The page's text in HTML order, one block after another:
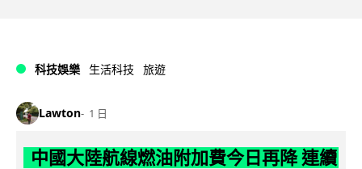
科技娛樂 生活科技 旅遊
Lawton 1 日
中國大陸航線燃油附加費今日再降 連續